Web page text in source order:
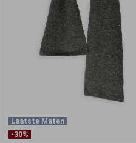
Laatste Maten
-30%